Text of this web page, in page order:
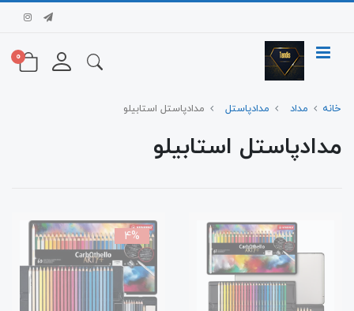
0
خانه مداد مدادپاستل مدادپاستل استابیلو
مدادپاستل استابیلو
4%